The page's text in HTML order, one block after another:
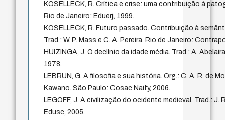
KOSELLECK, R. Crítica e crise: uma contribuição à
Rio de Janeiro: Eduerj, 1999.
KOSELLECK, R. Futuro passado. Contribuição à
Trad.: W. P. Mass e C. A. Pereira. Rio de Janeiro:
HUIZINGA, J. O declínio da idade média. Trad.: A.
1978.
LEBRUN, G. A filosofia e sua história. Org.: C. A. R. de
Kawano. São Paulo: Cosac Naify, 2006.
LEGOFF, J. A civilização do ocidente medieval. Trad.: J.
Edusc, 2005.